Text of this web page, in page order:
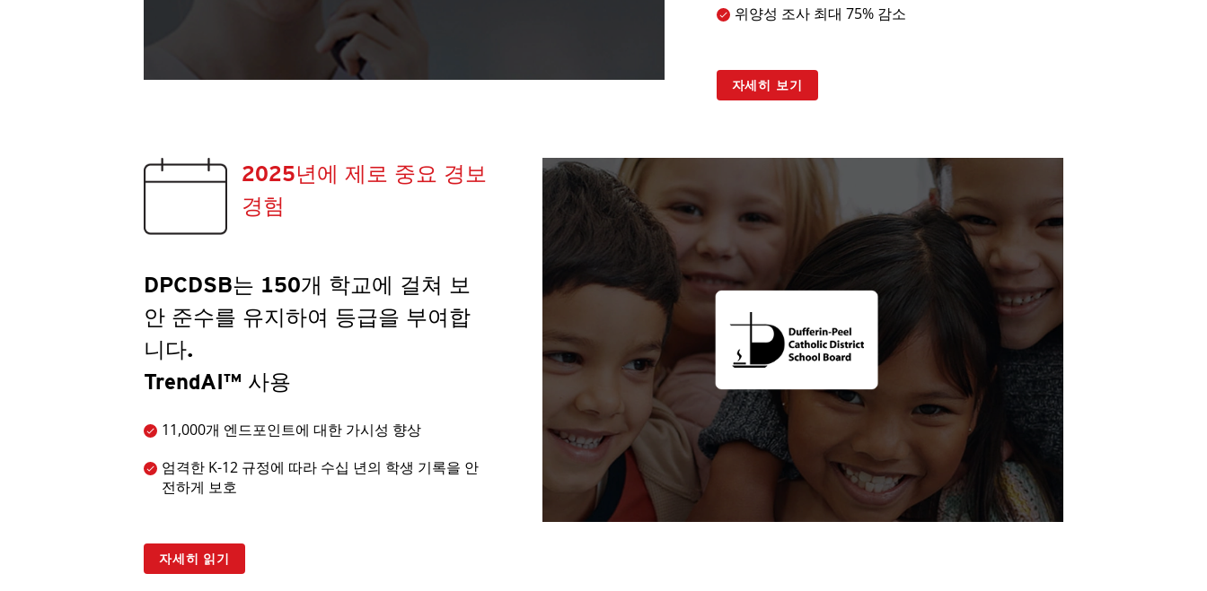
위양성 조사 최대 75% 감소
자세히 보기
2025년에 제로 중요 경보
경험
DPCDSB는 150개 학교에 걸쳐 보
안 준수를 유지하여 등급을 부여합
니다.
TrendAI™ 사용
11,000개 엔드포인트에 대한 가시성 향상
엄격한 K-12 규정에 따라 수십 년의 학생 기록을 안
전하게 보호
자세히 읽기